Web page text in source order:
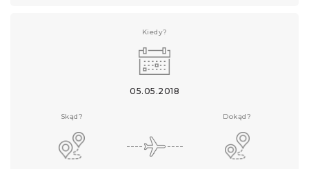
Kiedy?
05.05.2018
Skąd? Dokąd?